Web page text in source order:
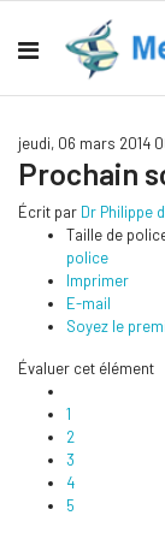
jeudi, 06 mars 2014
Prochain
Écrit par Dr Philippe
Taille de
police
Imprimer
E-mail
Soyez le
Évaluer cet élément
1
2
3
4
5